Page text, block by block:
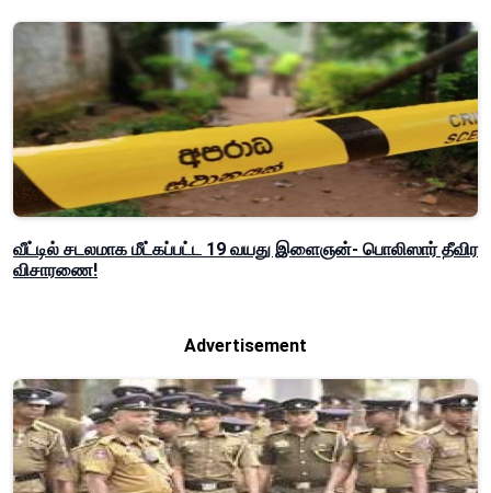
வீட்டில் சடலமாக மீட்கப்பட்ட 19 வயது இளைஞன்- பொலிஸார் தீவிர
விசாரணை!
Advertisement